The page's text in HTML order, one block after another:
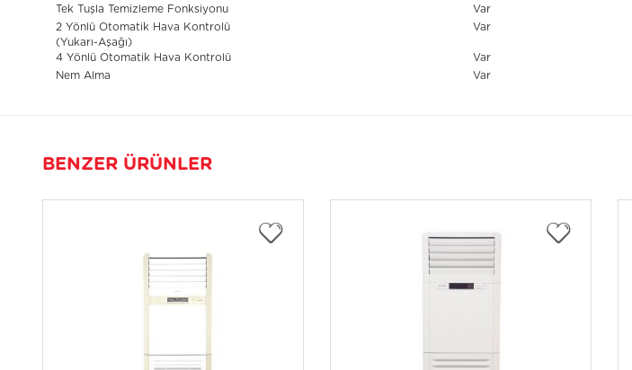
Tek Tuşla Temizleme Fonksiyonu
Var
2 Yönlü Otomatik Hava Kontrolü
(Yukarı-Aşağı)
Var
4 Yönlü Otomatik Hava Kontrolü
Var
Nem Alma
Var
BENZER ÜRÜNLER